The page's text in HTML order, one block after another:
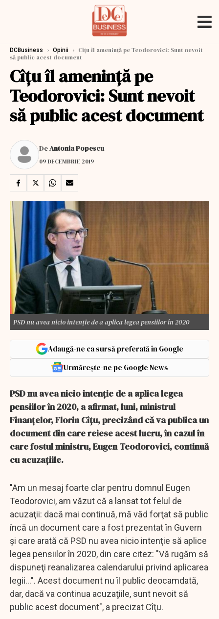
DCBusiness › Opinii › Cîțu îl amenință pe Teodorovici: Sunt nevoit
să public acest document
Cîțu îl amenință pe
Teodorovici: Sunt nevoit
să public acest document
DeAntonia Popescu
09 DECEMBRIE 2019
PSD nu avea nicio intenţie de a aplica legea pensiilor în 2020
Adaugă-ne ca sursă preferată în Google
Urmărește-ne pe Google News
PSD nu avea nicio intenţie de a aplica legea
pensiilor în 2020, a afirmat, luni, ministrul
Finanţelor, Florin Cîţu, precizând că va publica un
document din care reiese acest lucru, în cazul în
care fostul ministru, Eugen Teodorovici, continuă
cu acuzaţiile.
"Am un mesaj foarte clar pentru domnul Eugen
Teodorovici, am văzut că a lansat tot felul de
acuzaţii: dacă mai continuă, mă văd forţat să public
încă un document care a fost prezentat în Guvern
şi care arată că PSD nu avea nicio intenţie să aplice
legea pensiilor în 2020, din care citez: "Vă rugăm să
dispuneţi reanalizarea calendarului privind aplicarea
legii...". Acest document nu îl public deocamdată,
dar, dacă va continua acuzaţiile, sunt nevoit să
public acest document", a precizat Cîţu.